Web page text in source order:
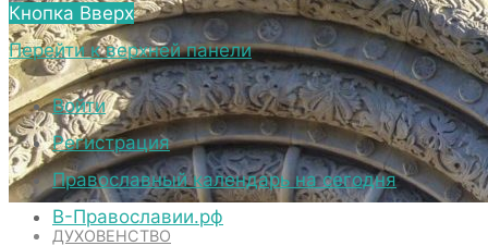
ВЕРХНИЙ ХРАМ ФЕОДОРОВСКОГО
ГОСУДАРЕВА СОБОРА
НИЖНИЙ ХРАМ ФЕОДОРОВСКОГО
ГОСУДАРЕВА СОБОРА
ТЕРРИТОРИЯ СОБОРА
ДУХОВЕНСТВО
Кнопка Вверх
Перейти к верхней панели
Войти
Регистрация
Православный календарь на сегодня
В-Православии.рф